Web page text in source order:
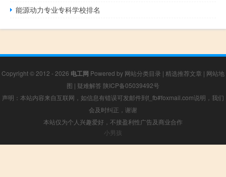
能源动力专业专科学校排名
Copyright © 2012 - 2026 电工网 Powered by 网站分类目录 | 精选推荐文章 | 网站地
图 | 疑难解答 陕ICP备05039492号
声明：本站内容来自互联网，如信息有错误可发邮件到f_fb#foxmail.com说明，我们
会及时纠正，谢谢
本站仅为个人兴趣爱好，不接盈利性广告及商业合作
小男孩